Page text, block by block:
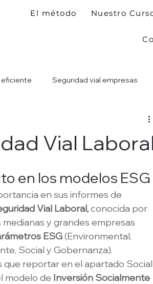
El método Nuestro
eficiente Seguridad vial empresas
Vial
en los modelos ESG
en sus informes de
Vial Laboral, conocida por
medianas y grandes empresas
ESG (Environmental,
Social y Gobernanza).
que reportar en el apartado
modelo de Inversión Socialmente